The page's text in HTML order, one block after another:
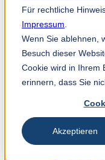
Für rechtliche
Impressum
Wenn Sie ablehnen,
Besuch dieser
Cookie wird in Ihrem
erinnern, dass Sie
Akzeptieren
+49 2191 969 255
TKM GmbH
In der Fleute 18
42897 Remscheid